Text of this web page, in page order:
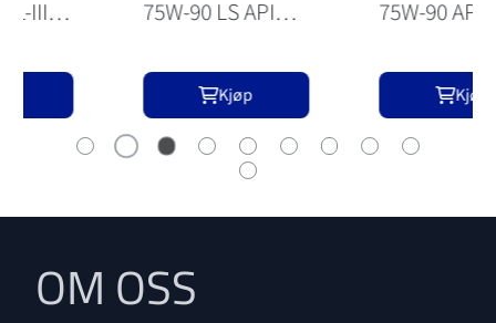
75W-90 API GL-4
OM OSS